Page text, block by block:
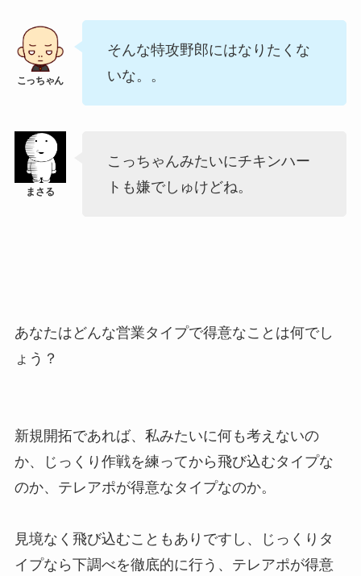
そんな特攻野郎にはなりたくな
いな。。
こっちゃんみたいにチキンハー
トも嫌でしゅけどね。
あなたはどんな営業タイプで得意なことは何でし
ょう？
新規開拓であれば、私みたいに何も考えないの
か、じっくり作戦を練ってから飛び込むタイプな
のか、テレアポが得意なタイプなのか。
見境なく飛び込むこともありですし、じっくりタ
イプなら下調べを徹底的に行う、テレアポが得意